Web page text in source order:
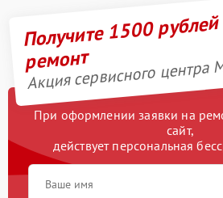
Получите 1500
ремонт
Акция сервисного центра
При оформлении заявки на
сайт,
действует персональная